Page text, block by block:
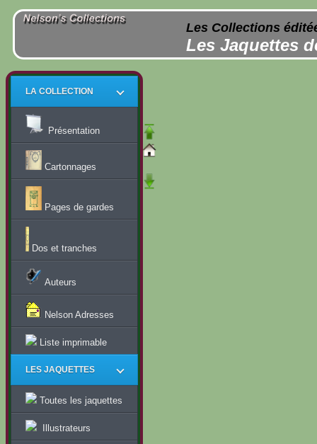
Les Collections
Les Jaquettes
LA COLLECTION
Présentation
Cartonnages
Pages de gardes
Dos et tranches
Auteurs
Nelson Adresses
Liste imprimable
LES JAQUETTES
Toutes les jaquettes
Illustrateurs